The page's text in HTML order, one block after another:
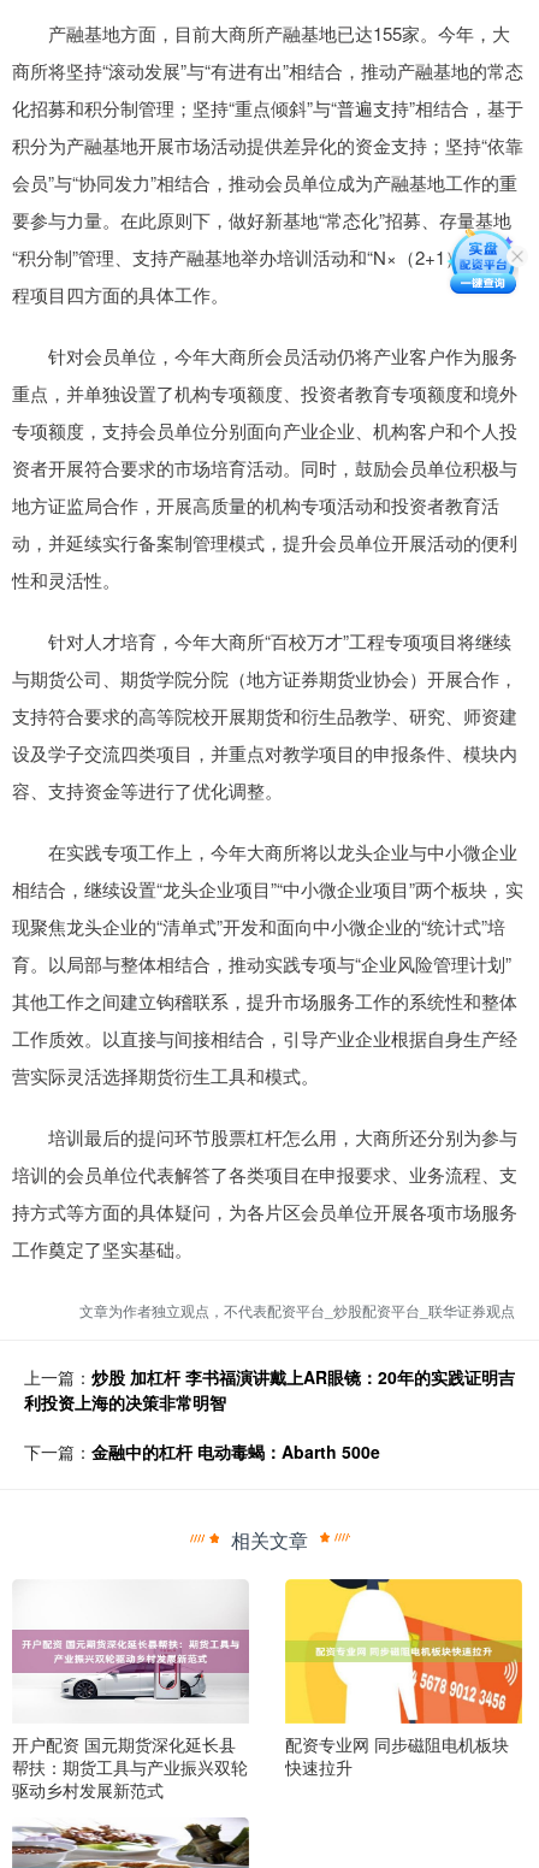
产融基地方面，目前大商所产融基地已达155家。今年，大
商所将坚持“滚动发展”与“有进有出”相结合，推动产融基地的常态
化招募和积分制管理；坚持“重点倾斜”与“普遍支持”相结合，基于
积分为产融基地开展市场活动提供差异化的资金支持；坚持“依靠
会员”与“协同发力”相结合，推动会员单位成为产融基地工作的重
要参与力量。在此原则下，做好新基地“常态化”招募、存量基地
“积分制”管理、支持产融基地举办培训活动和“N×（2+1）”牵手工
程项目四方面的具体工作。
针对会员单位，今年大商所会员活动仍将产业客户作为服务
重点，并单独设置了机构专项额度、投资者教育专项额度和境外
专项额度，支持会员单位分别面向产业企业、机构客户和个人投
资者开展符合要求的市场培育活动。同时，鼓励会员单位积极与
地方证监局合作，开展高质量的机构专项活动和投资者教育活
动，并延续实行备案制管理模式，提升会员单位开展活动的便利
性和灵活性。
针对人才培育，今年大商所“百校万才”工程专项项目将继续
与期货公司、期货学院分院（地方证券期货业协会）开展合作，
支持符合要求的高等院校开展期货和衍生品教学、研究、师资建
设及学子交流四类项目，并重点对教学项目的申报条件、模块内
容、支持资金等进行了优化调整。
在实践专项工作上，今年大商所将以龙头企业与中小微企业
相结合，继续设置“龙头企业项目”“中小微企业项目”两个板块，实
现聚焦龙头企业的“清单式”开发和面向中小微企业的“统计式”培
育。以局部与整体相结合，推动实践专项与“企业风险管理计划”
其他工作之间建立钩稽联系，提升市场服务工作的系统性和整体
工作质效。以直接与间接相结合，引导产业企业根据自身生产经
营实际灵活选择期货衍生工具和模式。
培训最后的提问环节股票杠杆怎么用，大商所还分别为参与
培训的会员单位代表解答了各类项目在申报要求、业务流程、支
持方式等方面的具体疑问，为各片区会员单位开展各项市场服务
工作奠定了坚实基础。
文章为作者独立观点，不代表配资平台_炒股配资平台_联华证券观点
上一篇： 炒股 加杠杆 李书福演讲戴上AR眼镜：20年的实践证明吉
利投资上海的决策非常明智
下一篇： 金融中的杠杆 电动毒蝎：Abarth 500e
相关文章
开户配资 国元期货深化延长县
帮扶：期货工具与产业振兴双轮
驱动乡村发展新范式
配资专业网 同步磁阻电机板块
快速拉升